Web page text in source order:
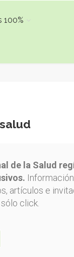
100%
de la Salud
artículos e
click.